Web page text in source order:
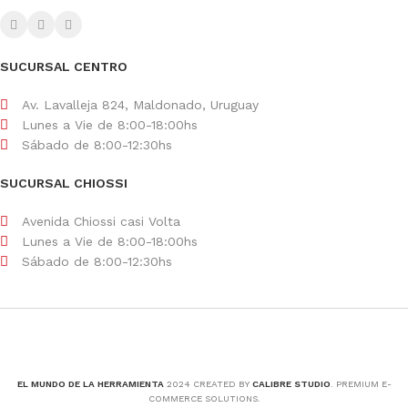
SUCURSAL CENTRO
Av. Lavalleja 824, Maldonado, Uruguay
Lunes a Vie de 8:00-18:00hs
Sábado de 8:00-12:30hs
SUCURSAL CHIOSSI
Avenida Chiossi casi Volta
Lunes a Vie de 8:00-18:00hs
Sábado de 8:00-12:30hs
EL MUNDO DE LA HERRAMIENTA 2024 CREATED BY CALIBRE STUDIO . PREMIUM E-
COMMERCE SOLUTIONS.